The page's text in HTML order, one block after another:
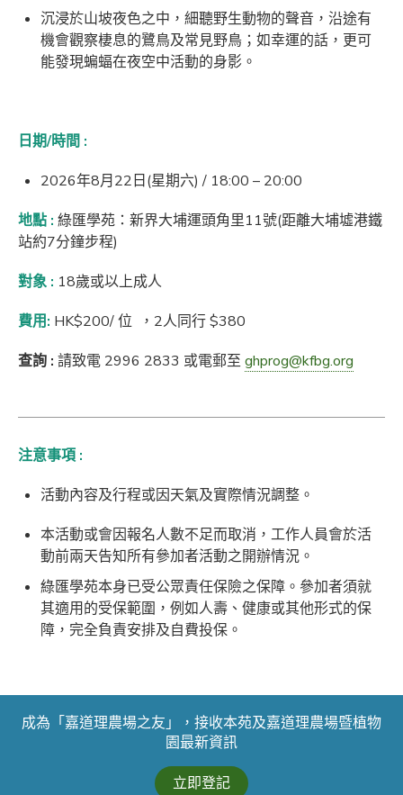
沉浸於山坡夜色之中，細聽野生動物的聲音，沿途有
機會觀察棲息的鷺鳥及常見野鳥；如幸運的話，更可
能發現蝙蝠在夜空中活動的身影。
日期/時間 :
2026年8月22日(星期六) / 18:00 – 20:00
地點 : 綠匯學苑：新界大埔運頭角里11號(距離大埔墟港鐵
站約7分鐘步程)
對象 : 18歲或以上成人
費用: HK$200/ 位 ，2人同行 $380
查詢 : 請致電 2996 2833 或電郵至ghprog@kfbg.org
注意事項 :
活動內容及行程或因天氣及實際情況調整。
本活動或會因報名人數不足而取消，工作人員會於活
動前兩天告知所有參加者活動之開辦情況。
綠匯學苑本身已受公眾責任保險之保障。參加者須就
其適用的受保範圍，例如人壽、健康或其他形式的保
障，完全負責安排及自費投保。
成為「嘉道理農場之友」，接收本苑及嘉道理農場暨植物
園最新資訊
立即登記